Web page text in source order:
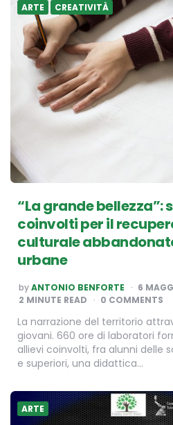
ARTE CREATIVITÀ
“La grande bellezza”:
coinvolti per il
culturale
urbane
POSTED
BY
byANTONIO BENFORTE
6
2 MINUTE READ 0 COMMENTS
La narrazione del territorio
giovani. 660 ore di laboratori
allievi coinvolti, fra alunni delle
e superiori, una didattica…
ARTE